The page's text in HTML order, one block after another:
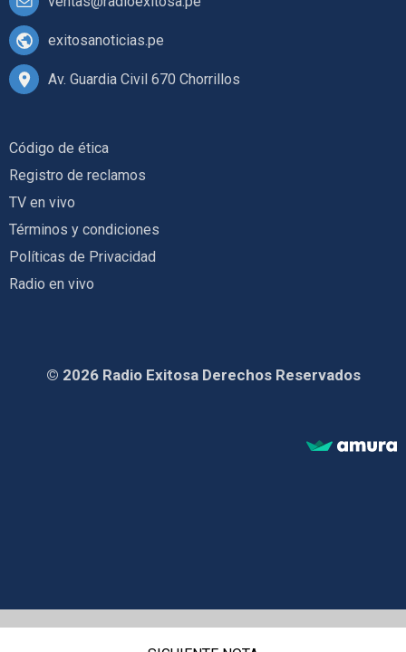
exitosanoticias.pe
Av. Guardia Civil 670 Chorrillos
Código de ética
Registro de reclamos
TV en vivo
Términos y condiciones
Políticas de Privacidad
Radio en vivo
© 2026 Radio Exitosa Derechos Reservados